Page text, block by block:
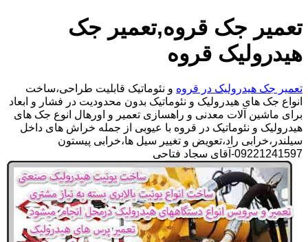
تعمیر جک قروه,تعمیر جک
هیدرولیک قروه
تعمیر جک هیدرولیک در قروه و نئوماتیک قابلیت طراحی،ساخت
انواع جک های هیدرولیک و نئوماتیک بدون محدودیت در فشار و ابعاد
برای ماشین آلات معدنی و راهسازی تعمیر و اورهال انوع جک های
هیدرولیک و نئوماتیک در قروه با عیوبی از جمله خراش های داخل
سیلندر،خرابی راد،تعویض و تغییر سیل ها،خرابی پیستون
09221241597-آقای سجاد فتاحی